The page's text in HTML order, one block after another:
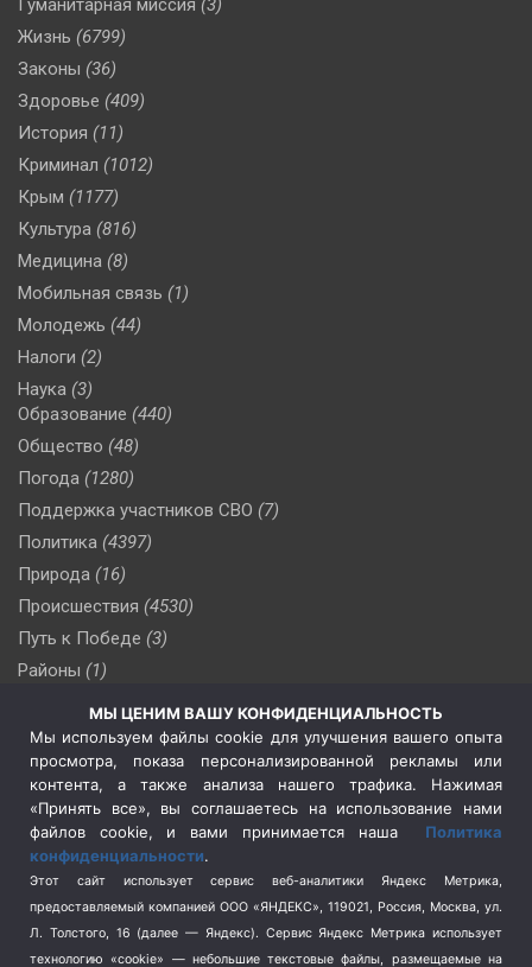
Гуманитарная миссия (3)
Жизнь (6799)
Законы (36)
Здоровье (409)
История (11)
Криминал (1012)
Крым (1177)
Культура (816)
Медицина (8)
Мобильная связь (1)
Молодежь (44)
Налоги (2)
Наука (3)
Образование (440)
Общество (48)
Погода (1280)
Поддержка участников СВО (7)
Политика (4397)
Природа (16)
Происшествия (4530)
Путь к Победе (3)
Районы (1)
(510)
Сельское хозяйство (3)
Социальная политика
(3)
Спецоперация в Украине
Спецоперация на Украине
(404)
Спорт (740)
Терроризм (1)
Транспорт (262)
МЫ ЦЕНИМ ВАШУ КОНФИДЕНЦИАЛЬНОСТЬ
Мы используем файлы cookie для улучшения вашего опыта
просмотра, показа персонализированной рекламы или
контента, а также анализа нашего трафика. Нажимая
«Принять все», вы соглашаетесь на использование нами
файлов cookie, и вами принимается наша Политика
конфиденциальности.
Этот сайт использует сервис веб-аналитики Яндекс Метрика,
предоставляемый компанией ООО «ЯНДЕКС», 119021, Россия, Москва, ул.
Л. Толстого, 16 (далее — Яндекс). Сервис Яндекс Метрика использует
технологию «cookie» — небольшие текстовые файлы, размещаемые на